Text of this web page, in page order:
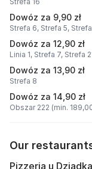
Dowóz za 9,90 zł
Strefa 6, Strefa 5,
Dowóz za 12,90 zł
Linia 1, Strefa 7, Strefa
Dowóz za 13,90 zł
Strefa 8
Dowóz za 14,90 zł
Obszar 222 (min.
Our
Pizzeria u